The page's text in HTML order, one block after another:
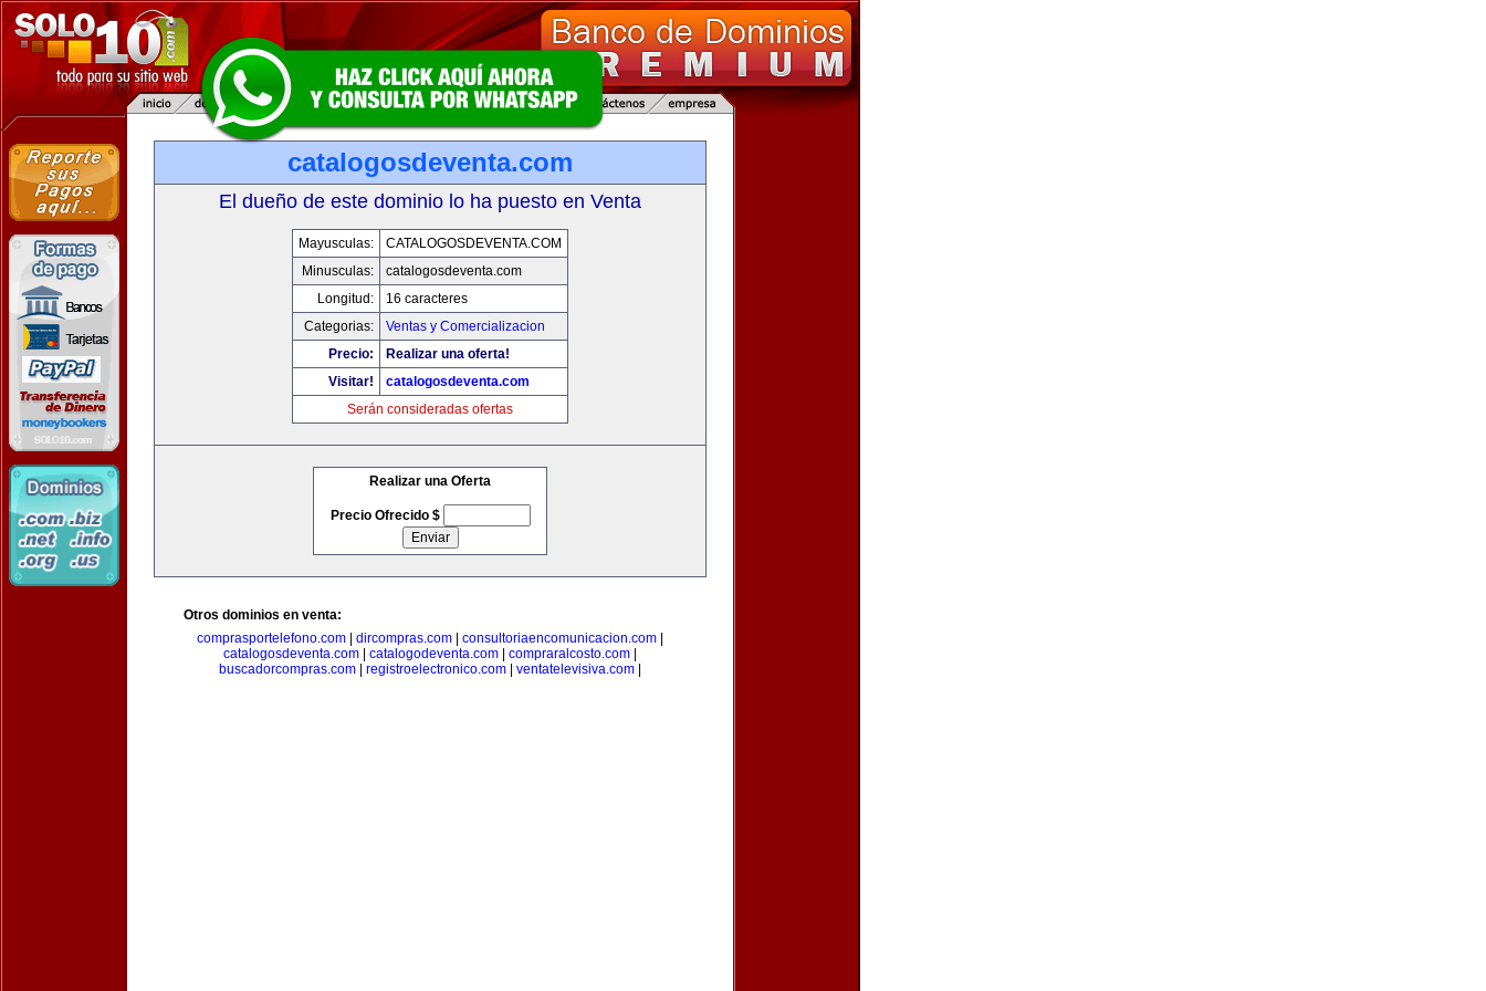
catalogosdeventa.com
El dueño de este dominio lo ha puesto en Venta
Mayusculas:
CATALOGOSDEVENTA.COM
Minusculas:
catalogosdeventa.com
Longitud:
16 caracteres
Categorias:
Ventas y Comercializacion
Precio:
Realizar una oferta!
Visitar!
catalogosdeventa.com
Serán consideradas ofertas
Realizar una Oferta
Precio Ofrecido $
Otros dominios en venta:
comprasportelefono.com
dircompras.com consultoriaencomunicacion.com
catalogosdeventa.com
catalogodeventa.com compraralcosto.com
buscadorcompras.com
registroelectronico.com ventatelevisiva.com